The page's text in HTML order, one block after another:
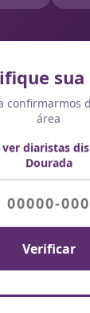
sua
confirmarmos
área
ver diaristas
Dourada
Verificar